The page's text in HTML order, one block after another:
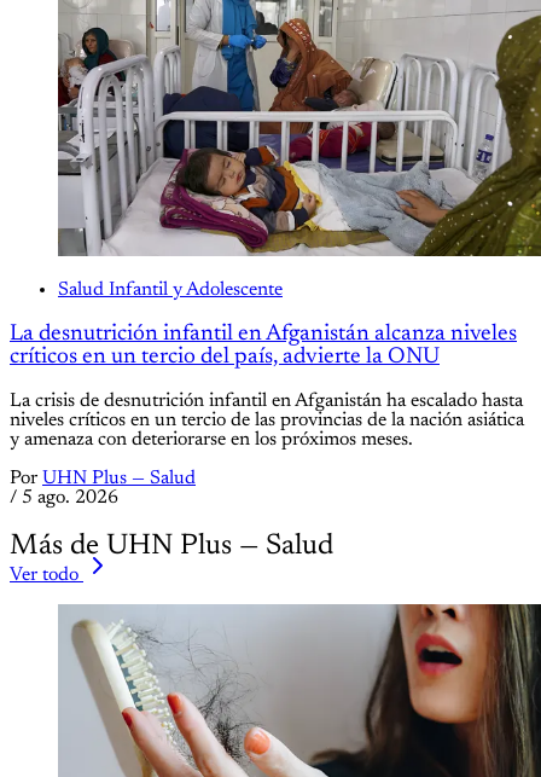
Salud Infantil y Adolescente
La desnutrición infantil en Afganistán alcanza niveles
críticos en un tercio del país, advierte la ONU
La crisis de desnutrición infantil en Afganistán ha escalado hasta
niveles críticos en un tercio de las provincias de la nación asiática
y amenaza con deteriorarse en los próximos meses.
Por UHN Plus — Salud
/ 5 ago. 2026
Más de UHN Plus — Salud
Ver todo